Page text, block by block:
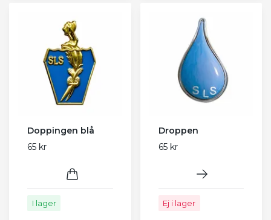
Doppingen blå
65 kr
I lager
Droppen
65 kr
Ej i lager